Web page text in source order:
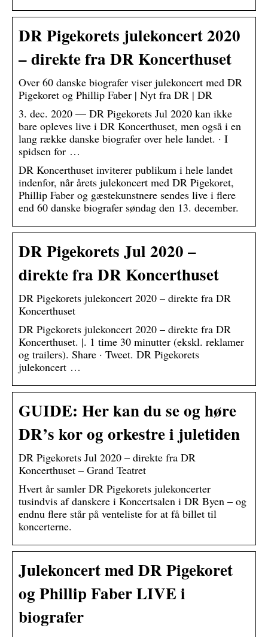
DR Pigekorets julekoncert 2020
– direkte fra DR Koncerthuset
Over 60 danske biografer viser julekoncert med DR
Pigekoret og Phillip Faber | Nyt fra DR | DR
3. dec. 2020 — DR Pigekorets Jul 2020 kan ikke
bare opleves live i DR Koncerthuset, men også i en
lang række danske biografer over hele landet. · I
spidsen for …
DR Koncerthuset inviterer publikum i hele landet
indenfor, når årets julekoncert med DR Pigekoret,
Phillip Faber og gæstekunstnere sendes live i flere
end 60 danske biografer søndag den 13. december.
DR Pigekorets Jul 2020 –
direkte fra DR Koncerthuset
DR Pigekorets julekoncert 2020 – direkte fra DR
Koncerthuset
DR Pigekorets julekoncert 2020 – direkte fra DR
Koncerthuset. |. 1 time 30 minutter (ekskl. reklamer
og trailers). Share · Tweet. DR Pigekorets
julekoncert …
GUIDE: Her kan du se og høre
DR’s kor og orkestre i juletiden
DR Pigekorets Jul 2020 – direkte fra DR
Koncerthuset – Grand Teatret
Hvert år samler DR Pigekorets julekoncerter
tusindvis af danskere i Koncertsalen i DR Byen – og
endnu flere står på venteliste for at få billet til
koncerterne.
Julekoncert med DR Pigekoret
og Phillip Faber LIVE i
biografer